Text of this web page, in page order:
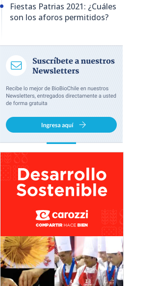
Fiestas Patrias 2021: ¿Cuáles
son los aforos permitidos?